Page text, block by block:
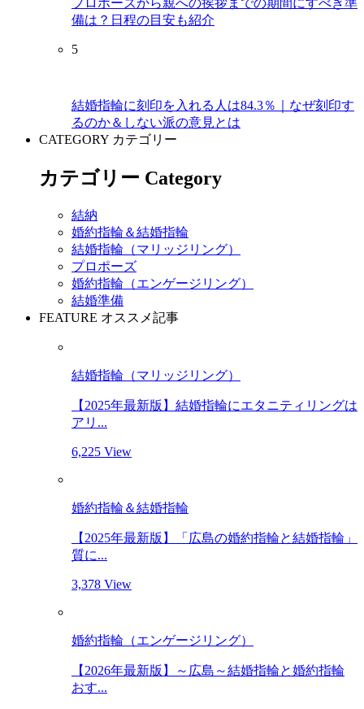
備は？日程の目安も紹介
5
結婚指輪に刻印を入れる人は84.3％｜なぜ刻印す
るのか＆しない派の意見とは
CATEGORY カテゴリー
カテゴリー Category
結納
婚約指輪＆結婚指輪
結婚指輪（マリッジリング）
プロポーズ
婚約指輪（エンゲージリング）
結婚準備
FEATURE オススメ記事
結婚指輪（マリッジリング）
【2025年最新版】結婚指輪にエタニティリングは
アリ...
6,225 View
婚約指輪＆結婚指輪
【2025年最新版】「広島の婚約指輪と結婚指輪」
質に...
3,378 View
婚約指輪（エンゲージリング）
【2026年最新版】～広島～結婚指輪と婚約指輪
おす...